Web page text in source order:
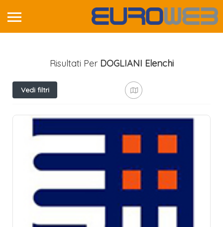
Risultati Per DOGLIANI Elenchi
Vedi filtri